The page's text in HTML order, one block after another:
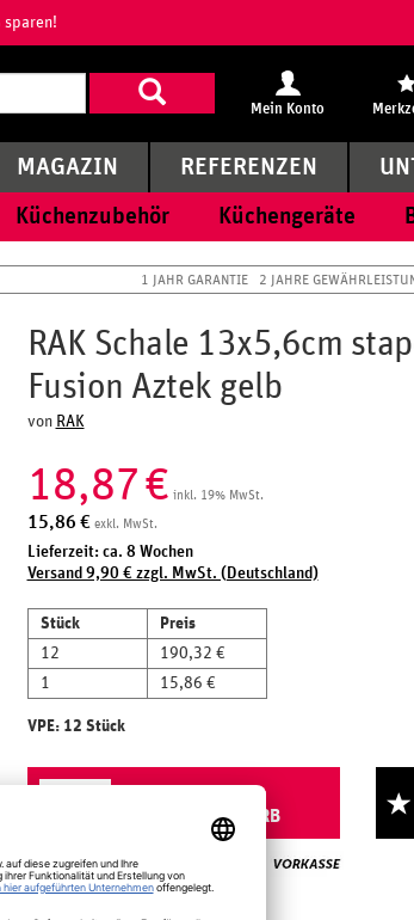
sparen!
Suchbegriff
eingeben
Mein Konto
Küchenzubehör Küchengeräte
MAGAZIN REFERENZEN
1 JAHR GARANTIE 2 JAHRE
RAK Schale 13x5,6cm
Fusion Aztek gelb
von RAK
18,87€ inkl. 19% MwSt.
15,86 € exkl. MwSt.
Lieferzeit: ca. 8 Wochen
Versand 9,90 € zzgl. MwSt. (Deutschland)
Stück
Preis
12
190,32 €
1
15,86 €
VPE: 12 Stück
WARENKORB